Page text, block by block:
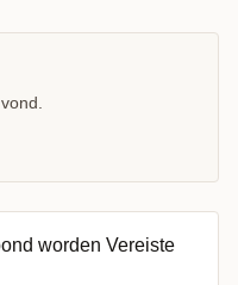
worden Vereiste